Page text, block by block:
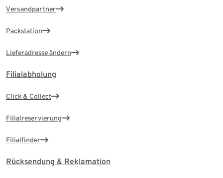
Versandpartner
Packstation
Lieferadresse ändern
Filialabholung
Click & Collect
Filialreservierung
Filialfinder
Rücksendung & Reklamation